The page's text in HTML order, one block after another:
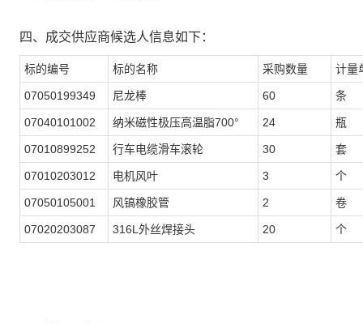
四、成交供应商候选人信息如下：
标的编号 标的名称 采购数量 计量
07050199349 尼龙棒 60 条
07040101002 纳米磁性极压高温脂700° 24 瓶
07010899252 行车电缆滑车滚轮 30 套
07010203012 电机风叶 3 个
07050105001 风镐橡胶管 2 卷
07020203087 316L外丝焊接头 20 个